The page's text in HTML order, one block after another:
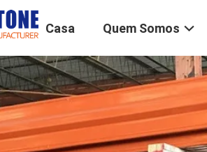
Casa Quem Somos